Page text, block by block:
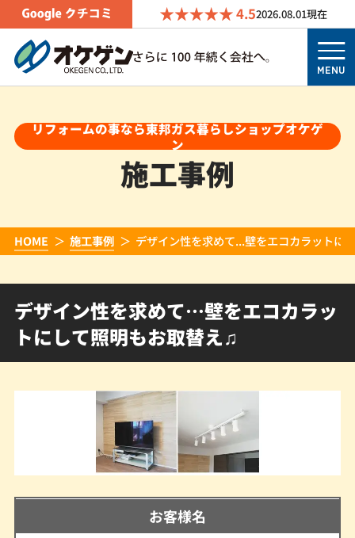
4.52026.08.01現在
MENU
リフォームの事なら東邦ガス暮らしショップオケゲ
ン
施工事例
HOME 施工事例 デザイン性を求めて...壁をエコカラットに
デザイン性を求めて…壁をエコカラッ
トにして照明もお取替え♫
お客様名